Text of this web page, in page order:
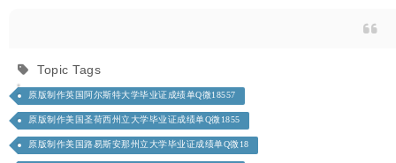
Topic Tags
原版制作英国阿尔斯特大学毕业证成绩单Q微18557
原版制作美国圣荷西州立大学毕业证成绩单Q微1855
原版制作美国路易斯安那州立大学毕业证成绩单Q微18